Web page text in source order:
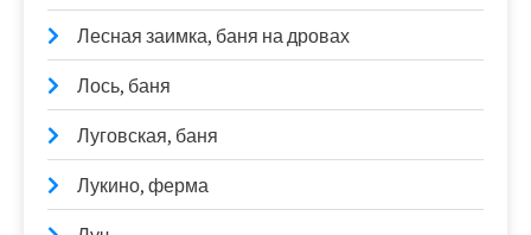
Лесная заимка, баня на дровах
Лось, баня
Луговская, баня
Лукино, ферма